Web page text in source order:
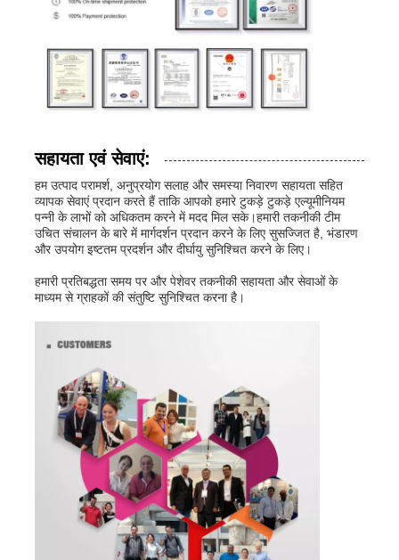
सहायता एवं सेवाएं:
हम उत्पाद परामर्श, अनुप्रयोग सलाह और समस्या निवारण सहायता सहित
व्यापक सेवाएं प्रदान करते हैं ताकि आपको हमारे टुकड़े टुकड़े एल्यूमीनियम
पन्नी के लाभों को अधिकतम करने में मदद मिल सके।हमारी तकनीकी टीम
उचित संचालन के बारे में मार्गदर्शन प्रदान करने के लिए सुसज्जित है, भंडारण
और उपयोग इष्टतम प्रदर्शन और दीर्घायु सुनिश्चित करने के लिए।
हमारी प्रतिबद्धता समय पर और पेशेवर तकनीकी सहायता और सेवाओं के
माध्यम से ग्राहकों की संतुष्टि सुनिश्चित करना है।